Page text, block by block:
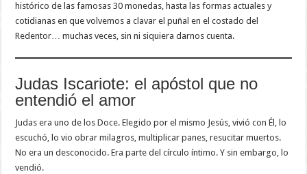
histórico de las famosas 30 monedas, hasta las formas actuales y
cotidianas en que volvemos a clavar el puñal en el costado del
Redentor… muchas veces, sin ni siquiera darnos cuenta.
Judas Iscariote: el apóstol que no
entendió el amor
Judas era uno de los Doce. Elegido por el mismo Jesús, vivió con Él, lo
escuchó, lo vio obrar milagros, multiplicar panes, resucitar muertos.
No era un desconocido. Era parte del círculo íntimo. Y sin embargo, lo
vendió.